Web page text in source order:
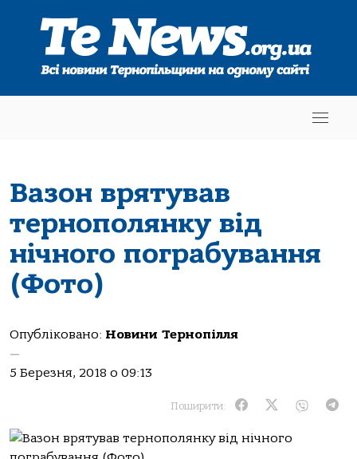
Вазон врятував
тернополянку від
нічного пограбування
(Фото)
Опубліковано: Новини Тернопілля
—
5 Березня, 2018 о 09:13
Поширити: